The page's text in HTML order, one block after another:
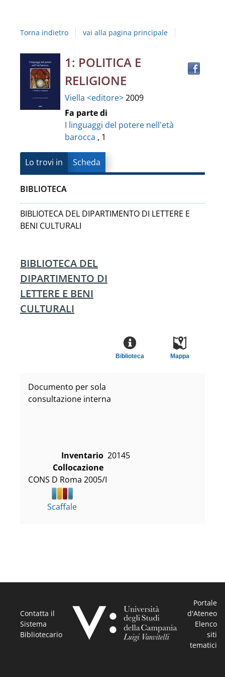
Campania
Vanvitelli"
Torna indietro vai alla pagina principale
Dettaglio
del
documento
1: POLITICA E
RELIGIONE
Viella <editore>2009
Fa parte di
I linguaggi del potere nell'età
barocca , 1
Lo trovi in Scheda
BIBLIOTECA
BIBLIOTECA DEL DIPARTIMENTO DI LETTERE E
BENI CULTURALI
BIBLIOTECA DEL
DIPARTIMENTO DI
LETTERE E BENI
CULTURALI
Mappa
Biblioteca
Documento per sola
consultazione interna
Inventario 20145
Collocazione
CONS D Roma 2005/I
Scaffale
Contatta il
Sistema
Bibliotecario
Portale
d'Ateneo
Elenco
siti
tematici